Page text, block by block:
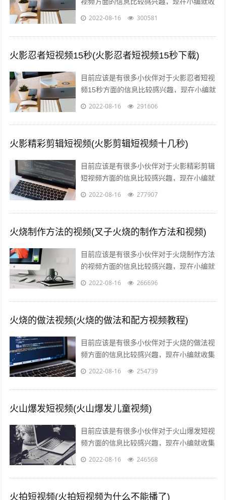
集了一些与消防火灾宣传内容相关的信息来
2022-08-16 300581
火影忍者短视频15秒(火影忍者短视频15秒下载)
目前应该是有很多小伙伴对于火影忍者短视
频15秒方面的信息比较感兴趣，现在小编就
收集了一些与火影忍者短视频15秒下载相关
2022-08-16 291606
火影精彩剪辑短视频(火影剪辑短视频十几秒)
目前应该是有很多小伙伴对于火影精彩剪辑
短视频方面的信息比较感兴趣，现在小编就
收集了一些与火影剪辑短视频十几秒相关的
2022-08-16 277907
火烧制作方法的视频(叉子火烧的制作方法和视频)
目前应该是有很多小伙伴对于火烧制作方法
的视频方面的信息比较感兴趣，现在小编就
收集了一些与叉子火烧的制作方法和视频相
2022-08-16 266696
火烧的做法视频(火烧的做法和配方视频教程)
目前应该是有很多小伙伴对于火烧的做法视
频方面的信息比较感兴趣，现在小编就收集
了一些与火烧的做法和配方视频教程相关的
2022-08-16 254739
火山爆发短视频(火山爆发儿童视频)
目前应该是有很多小伙伴对于火山爆发短视
频方面的信息比较感兴趣，现在小编就收集
了一些与火山爆发儿童视频相关的信息来分
2022-08-16 246568
火拍短视频(火拍短视频为什么不能播了)